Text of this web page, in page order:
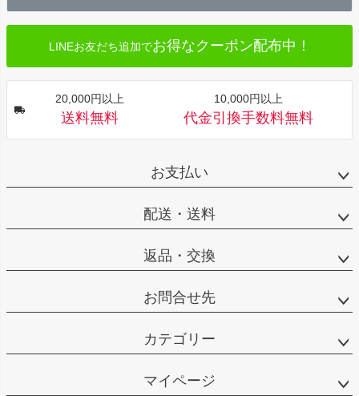
へ
LINEお友だち追加でお得なクーポン配布中！
20,000円以上
送料無料
10,000円以上
代金引換手数料無料
お支払い
配送・送料
返品・交換
お問合せ先
カテゴリー
マイページ